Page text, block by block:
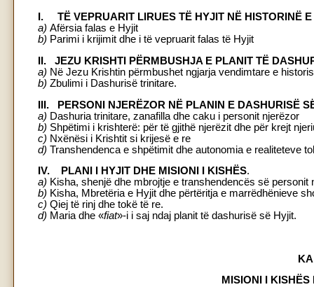
I. TË VEPRUARIT LIRUES TË HYJIT NË HISTORINË E
a) Afërsia falas e Hyjit
b) Parimi i krijimit dhe i të vepruarit falas të Hyjit
II. JEZU KRISHTI PËRMBUSHJA E PLANIT TË
a) Në Jezu Krishtin përmbushet ngjarja vendimtare e
b) Zbulimi i Dashurisë trinitare.
III. PERSONI NJERËZOR NË PLANIN E DASHURISË
a) Dashuria trinitare, zanafilla dhe caku i personit njerëzor
b) Shpëtimi i krishterë: për të gjithë njerëzit dhe për krejt
c) Nxënësi i Krishtit si krijesë e re
d) Transhendenca e shpëtimit dhe autonomia e realiteteve
IV. PLANI I HYJIT DHE MISIONI I KISHËS.
a) Kisha, shenjë dhe mbrojtje e transhendencës së personit
b) Kisha, Mbretëria e Hyjit dhe përtëritja e marrëdhënieve
c) Qiej të rinj dhe tokë të re.
d) Maria dhe «fiat»-i i saj ndaj planit të dashurisë së Hyjit.
MISIONI I